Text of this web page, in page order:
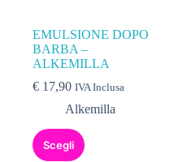
EMULSIONE DOPO
BARBA –
ALKEMILLA
€ 17,90 IVA Inclusa
Alkemilla
Scegli